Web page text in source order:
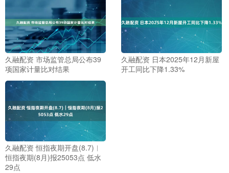
久融配资 市场监管总局公布39
项国家计量比对结果
久融配资 日本2025年12月新屋
开工同比下降1.33%
久融配资 恒指夜期开盘(8.7)︱
恒指夜期(8月)报25053点 低水
29点